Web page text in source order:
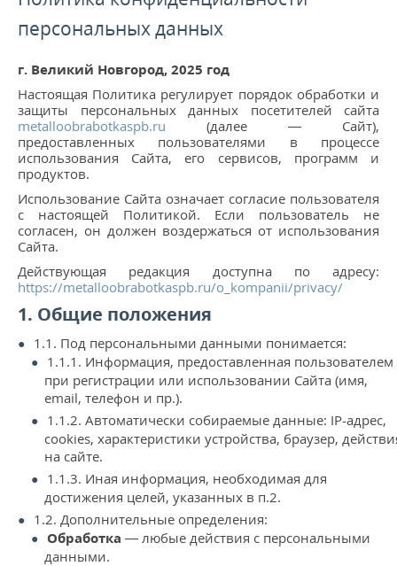
СТАТЬИ
Фрезерная обработка
Услуги ЧПУ
Изготовление шестерен на заказ
Услуги металлообработки
Фрезеровка ЧПУ
...
КОНТАКТЫ
МЕТАЛЛ ВЕЛИКИЙ НОВГОРОД
персональных данных
г. Великий Новгород, 2025 год
Настоящая Политика регулирует порядок обработки и
защиты персональных данных посетителей сайта
metalloobrabotkaspb.ru (далее — Сайт),
предоставленных пользователями в процессе
использования Сайта, его сервисов, программ и
продуктов.
Использование Сайта означает согласие пользователя
с настоящей Политикой. Если пользователь не
согласен, он должен воздержаться от использования
Сайта.
Действующая редакция доступна по адресу:
https://metalloobrabotkaspb.ru/o_kompanii/privacy/
1. Общие положения
1.1. Под персональными данными понимается:
1.1.1. Информация, предоставленная пользователем
при регистрации или использовании Сайта (имя,
email, телефон и пр.).
1.1.2. Автоматически собираемые данные: IP-адрес,
cookies, характеристики устройства, браузер,
на сайте.
1.1.3. Иная информация, необходимая для
достижения целей, указанных в п.2.
1.2. Дополнительные определения:
Обработка — любые действия с персональными
данными.